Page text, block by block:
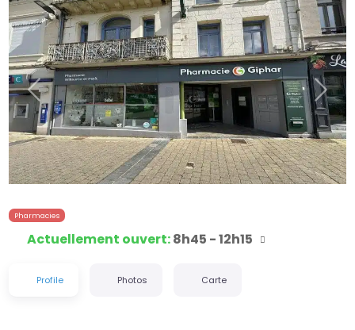
Précédent
Pharmacies
Actuellement ouvert:8h45 - 12h15
Profile Photos Carte